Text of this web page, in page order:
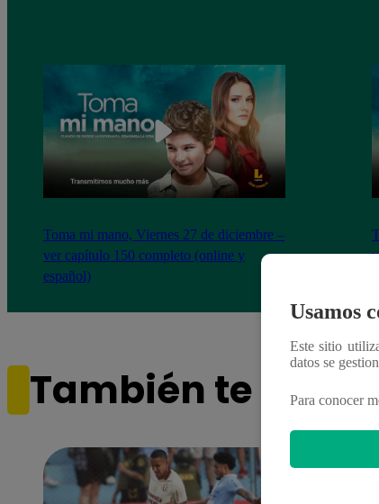
Toma mi mano, Viernes 27 de diciembre –
ver capítulo 150 completo (online y
español)
También te
Usamos
Este sitio
datos se
Para conocer